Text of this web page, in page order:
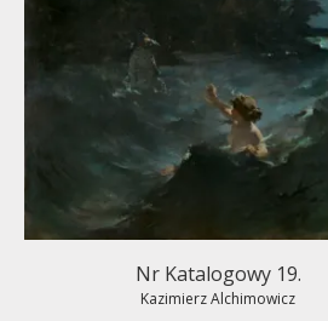
Nr Katalogowy 19.
Kazimierz Alchimowicz